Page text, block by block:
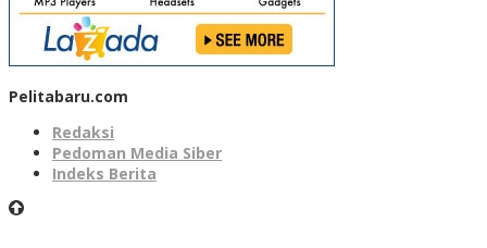
Pelitabaru.com
Redaksi
Pedoman Media Siber
Indeks Berita